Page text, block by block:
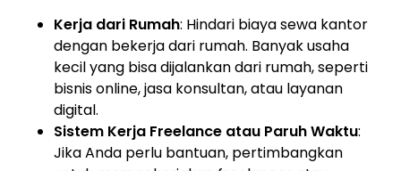
Kerja dari Rumah: Hindari biaya sewa kantor
dengan bekerja dari rumah. Banyak usaha
kecil yang bisa dijalankan dari rumah, seperti
bisnis online, jasa konsultan, atau layanan
digital.
Sistem Kerja Freelance atau Paruh Waktu:
Jika Anda perlu bantuan, pertimbangkan